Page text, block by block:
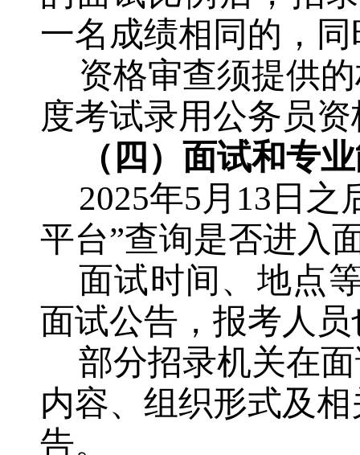
一名成绩相同的，
资格审查须提供
度考试录用公务员
（四）面试和专
2025年5 月 13 日之
平台”查询是否进入
面试时间、地点
面试公告， 报考人员
部分招录机关在
内容、组织形式及
告。